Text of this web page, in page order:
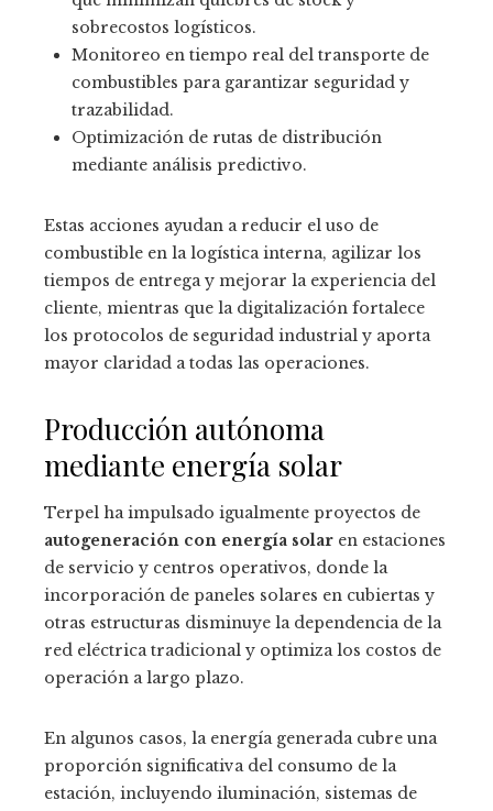
sobrecostos logísticos.
Monitoreo en tiempo real del transporte de
combustibles para garantizar seguridad y
trazabilidad.
Optimización de rutas de distribución
mediante análisis predictivo.
Estas acciones ayudan a reducir el uso de
combustible en la logística interna, agilizar los
tiempos de entrega y mejorar la experiencia del
cliente, mientras que la digitalización fortalece
los protocolos de seguridad industrial y aporta
mayor claridad a todas las operaciones.
Producción autónoma
mediante energía solar
Terpel ha impulsado igualmente proyectos de
autogeneración con energía solar en estaciones
de servicio y centros operativos, donde la
incorporación de paneles solares en cubiertas y
otras estructuras disminuye la dependencia de la
red eléctrica tradicional y optimiza los costos de
operación a largo plazo.
En algunos casos, la energía generada cubre una
proporción significativa del consumo de la
estación, incluyendo iluminación, sistemas de